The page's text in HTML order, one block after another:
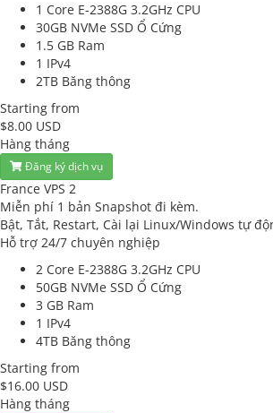
1 Core E-2388G 3.2GHz CPU
30GB NVMe SSD Ổ Cứng
1.5 GB Ram
1 IPv4
2TB Băng thông
Starting from
$8.00 USD
Hàng tháng
Đăng ký dịch vụ
France VPS 2
Miễn phí 1 bản Snapshot đi kèm.
Bật, Tắt, Restart, Cài lại Linux/Windows tự
Hỗ trợ 24/7 chuyên nghiệp
2 Core E-2388G 3.2GHz CPU
50GB NVMe SSD Ổ Cứng
3 GB Ram
1 IPv4
4TB Băng thông
Starting from
$16.00 USD
Hàng tháng